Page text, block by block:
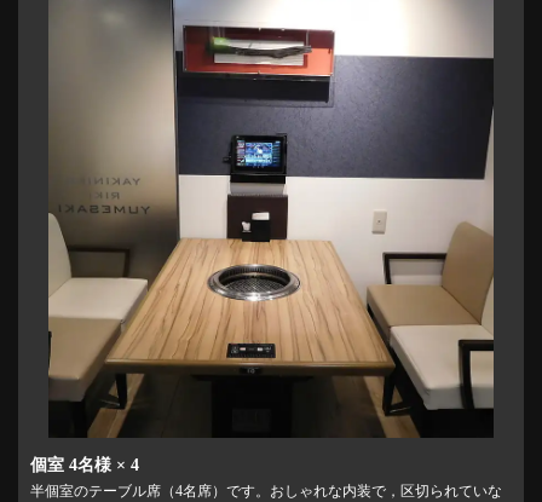
個室 4名様 × 4
半個室のテーブル席（4名席）です。おしゃれな内装で，区切られていな